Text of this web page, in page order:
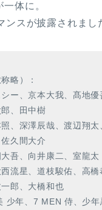
体に。
スが披露されまし
略）：
シー、京本大我、髙地優
、田中樹
、深澤辰哉、渡辺翔太
久間大介
大吾、向井康二、室龍太
西流星、道枝駿佑、高
郎、大橋和也
少年、7 MEN 侍、少年